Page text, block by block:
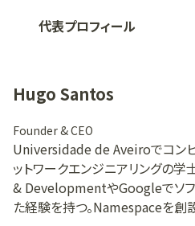
代表プロフィール
Hugo Santos
Founder & CEO
Universidade de Aveiroでコン
ットワークエンジニアリングの
& DevelopmentやGoogleでソフ
た経験を持つ。Namespaceを創